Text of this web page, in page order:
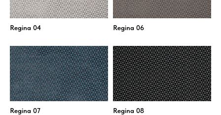
Regina 04 Regina 06
Regina 07 Regina 08